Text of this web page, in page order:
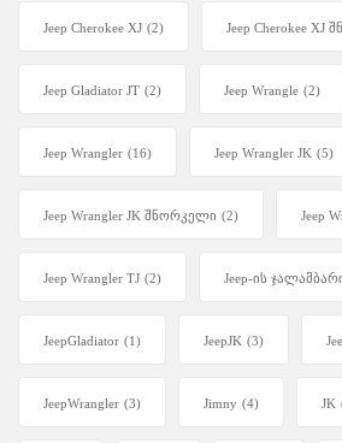
Jeep Cherokee XJ (2) Jeep Cherokee XJ
Jeep Gladiator JT (2) Jeep Wrangle (2)
Jeep Wrangler (16) Jeep Wrangler JK (5)
Jeep Wrangler JK შნორკელი (2) Jeep
Jeep Wrangler TJ (2) Jeep-ის
JeepGladiator (1) JeepJK (3)
JeepWrangler (3) Jimny (4) JK